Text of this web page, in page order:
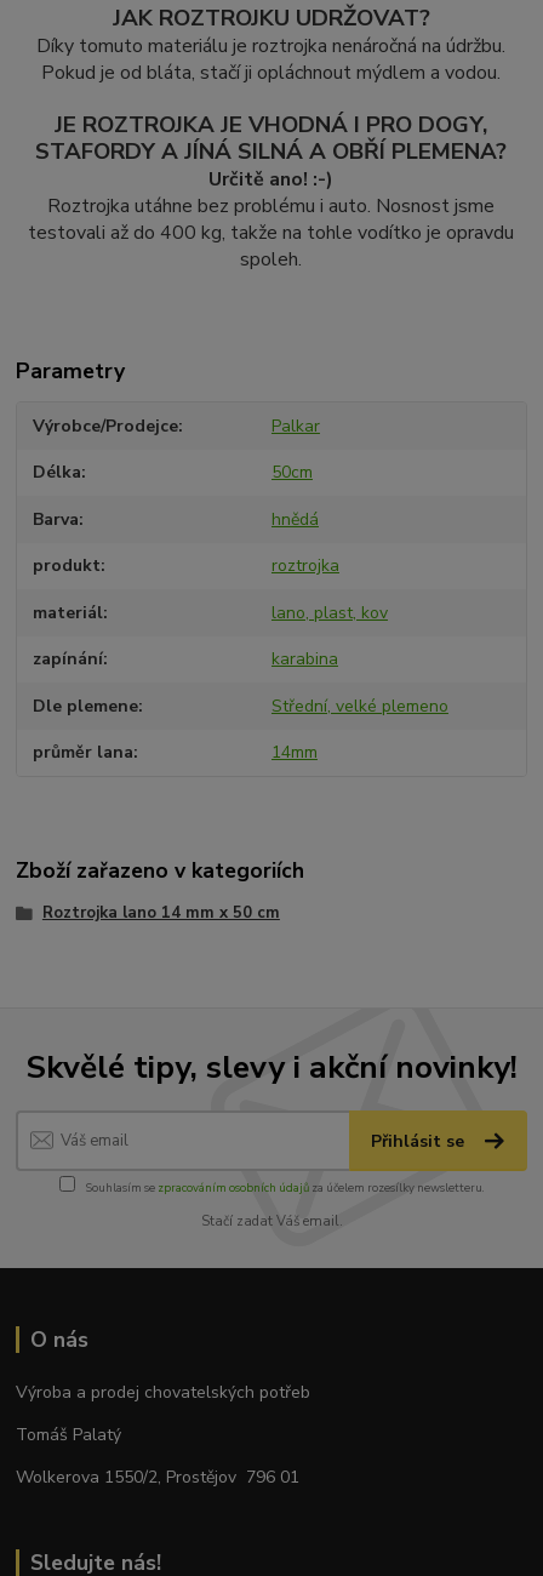
JAK ROZTROJKU UDRŽOVAT?
Díky tomuto materiálu je roztrojka nenáročná na údržbu.
Pokud je od bláta, stačí ji opláchnout mýdlem a vodou.
JE ROZTROJKA JE VHODNÁ I PRO DOGY,
STAFORDY A JÍNÁ SILNÁ A OBŘÍ PLEMENA?
Určitě ano! :-)
Roztrojka utáhne bez problému i auto. Nosnost jsme
testovali až do 400 kg, takže na tohle vodítko je opravdu
spoleh.
Parametry
Výrobce/Prodejce Palkar
Délka 50cm
Barva hnědá
produkt roztrojka
materiál lano, plast, kov
zapínání karabina
Dle plemene Střední, velké plemeno
průměr lana 14mm
Zboží zařazeno v kategoriích
Roztrojka lano 14 mm x 50 cm
Skvělé tipy, slevy i akční novinky!
Přihlásit se
Souhlasím se zpracováním osobních údajůza účelem rozesílky newsletteru.
Stačí zadat Váš email.
O nás
Výroba a prodej chovatelských potřeb
Tomáš Palatý
Wolkerova 1550/2, Prostějov 796 01
Sledujte nás!